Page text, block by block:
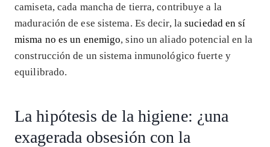
camiseta, cada mancha de tierra, contribuye a la
maduración de ese sistema. Es decir, lasuciedad en sí
misma no es un enemigo, sino un aliado potencial en la
construcción de un sistema inmunológico fuerte y
equilibrado.
La hipótesis de la higiene: ¿una
exagerada obsesión con la